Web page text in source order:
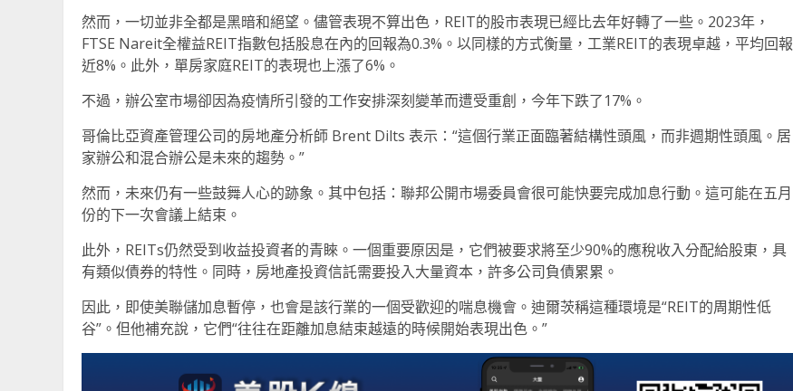
然而，一切並非全都是黑暗和絕望。儘管表現不算出色，REIT的股市表現已經比去年好轉了一些。2023年，
FTSE Nareit全權益REIT指數包括股息在內的回報為0.3%。以同樣的方式衡量，工業REIT的表現卓越，平均回報
近8%。此外，單房家庭REIT的表現也上漲了6%。
不過，辦公室市場卻因為疫情所引發的工作安排深刻變革而遭受重創，今年下跌了17%。
哥倫比亞資產管理公司的房地產分析師 Brent Dilts 表示：“這個行業正面臨著結構性頭風，而非週期性頭風。居
家辦公和混合辦公是未來的趨勢。”
然而，未來仍有一些鼓舞人心的跡象。其中包括：聯邦公開市場委員會很可能快要完成加息行動。這可能在五月
份的下一次會議上結束。
此外，REITs仍然受到收益投資者的青睞。一個重要原因是，它們被要求將至少90%的應稅收入分配給股東，具
有類似債券的特性。同時，房地產投資信託需要投入大量資本，許多公司負債累累。
因此，即使美聯儲加息暫停，也會是該行業的一個受歡迎的喘息機會。迪爾茨稱這種環境是“REIT的周期性低
谷”。但他補充說，它們“往往在距離加息結束越遠的時候開始表現出色。”